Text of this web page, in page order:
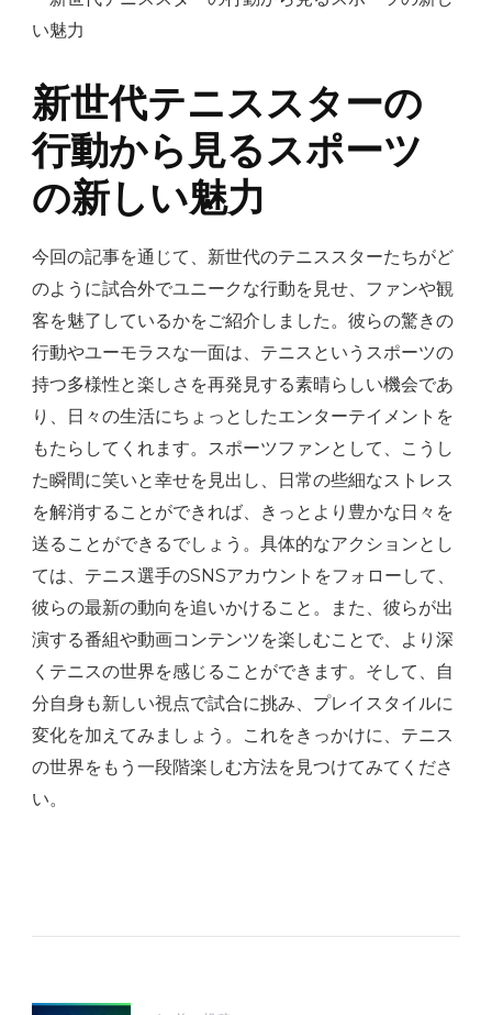
新世代テニススターの
行動から見るスポーツ
の新しい魅力
今回の記事を通じて、新世代のテニススターたちがど
のように試合外でユニークな行動を見せ、ファンや観
客を魅了しているかをご紹介しました。彼らの驚きの
行動やユーモラスな一面は、テニスというスポーツの
持つ多様性と楽しさを再発見する素晴らしい機会であ
り、日々の生活にちょっとしたエンターテイメントを
もたらしてくれます。スポーツファンとして、こうし
た瞬間に笑いと幸せを見出し、日常の些細なストレス
を解消することができれば、きっとより豊かな日々を
送ることができるでしょう。具体的なアクションとし
ては、テニス選手のSNSアカウントをフォローして、
彼らの最新の動向を追いかけること。また、彼らが出
演する番組や動画コンテンツを楽しむことで、より深
くテニスの世界を感じることができます。そして、自
分自身も新しい視点で試合に挑み、プレイスタイルに
変化を加えてみましょう。これをきっかけに、テニス
の世界をもう一段階楽しむ方法を見つけてみてくださ
い。